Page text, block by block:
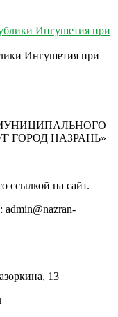
Ингушетия при
ГОРОД НАЗРАНЬ»
ссылкой на сайт.
admin@nazran-
13